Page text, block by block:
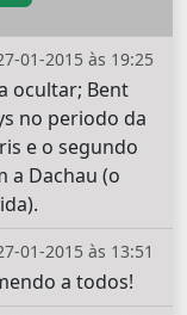
01-2015 às 19:25
ocultar; Bent
no periodo da
e o segundo
a Dachau (o
01-2015 às 13:51
a todos!